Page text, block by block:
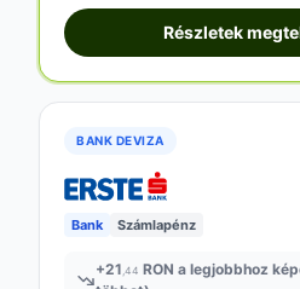
Részletek
BANK DEVIZA
Bank Számlapénz
+21 ,44 RON a legjobbhoz